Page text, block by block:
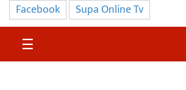
प्रमुख
समाचार
सुदुर
Facebook Supa Online Tv
☰